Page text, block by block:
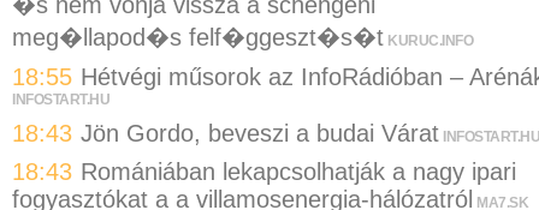
meg�llapod�s felf�ggeszt�s�t KURUC.INFO
18:55 Hétvégi műsorok az InfoRádióban –
INFOSTART.HU
18:43 Jön Gordo, beveszi a budai Várat INFOSTART.HU
18:43 Romániában lekapcsolhatják a nagy ipari
fogyasztókat a a villamosenergia-hálózatról
MA7.SK